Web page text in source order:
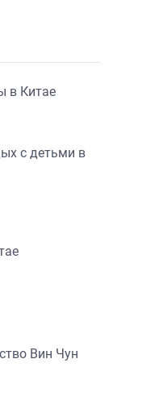
в Китае
с детьми в
Вин Чун